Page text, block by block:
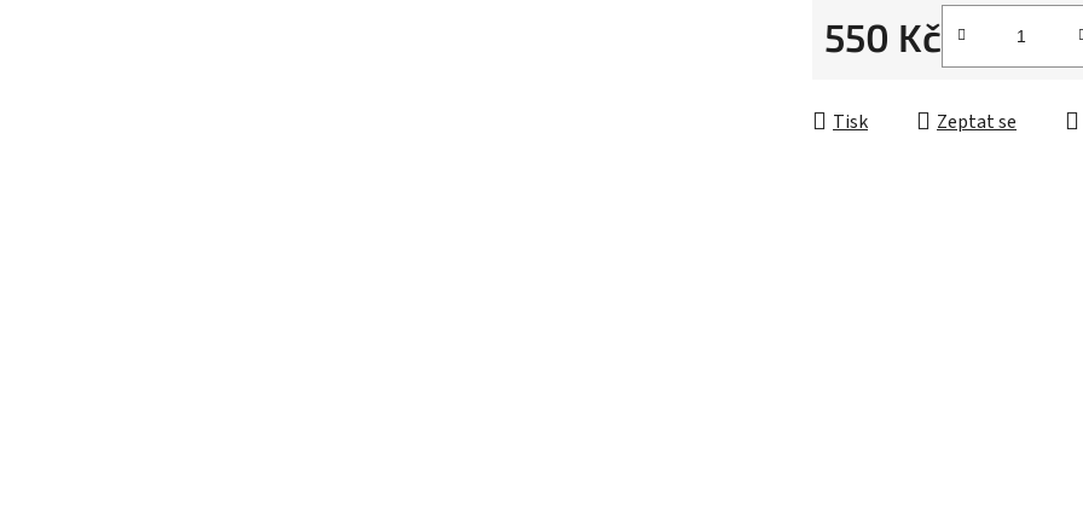
550 Kč
Tisk
Zeptat se